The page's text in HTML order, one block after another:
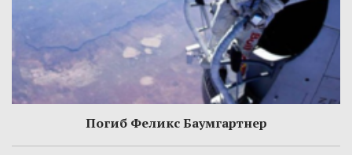
Погиб Феликс Баумгартнер